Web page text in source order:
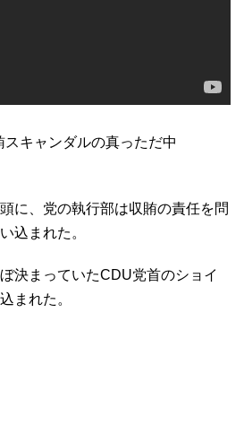
キャンダルの真っただ中
に、党の執行部は収賄の責任を問
込まれた。
決まっていたCDU党首のショイ
まれた。